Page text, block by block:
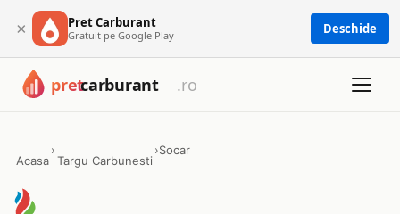
× Pret Carburant
Gratuit pe Google Play Deschide
Acasa
›
Targu Carbunesti
›Socar